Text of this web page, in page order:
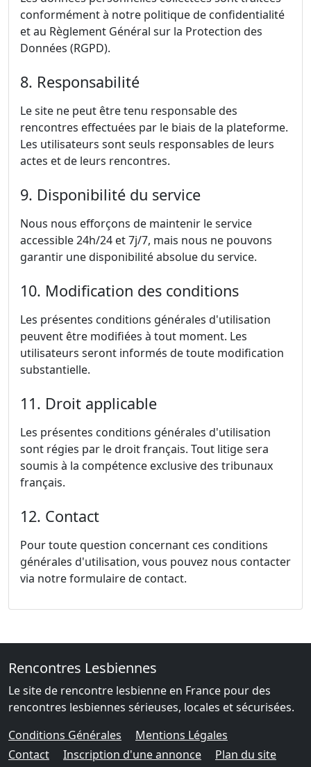
conformément à notre politique de confidentialité
et au Règlement Général sur la Protection des
Données (RGPD).
8. Responsabilité
Le site ne peut être tenu responsable des
rencontres effectuées par le biais de la plateforme.
Les utilisateurs sont seuls responsables de leurs
actes et de leurs rencontres.
9. Disponibilité du service
Nous nous efforçons de maintenir le service
accessible 24h/24 et 7j/7, mais nous ne pouvons
garantir une disponibilité absolue du service.
10. Modification des conditions
Les présentes conditions générales d'utilisation
peuvent être modifiées à tout moment. Les
utilisateurs seront informés de toute modification
substantielle.
11. Droit applicable
Les présentes conditions générales d'utilisation
sont régies par le droit français. Tout litige sera
soumis à la compétence exclusive des tribunaux
français.
12. Contact
Pour toute question concernant ces conditions
générales d'utilisation, vous pouvez nous contacter
via notre formulaire de contact.
Rencontres Lesbiennes
Le site de rencontre lesbienne en France pour des
rencontres lesbiennes sérieuses, locales et sécurisées.
Conditions Générales
Mentions Légales
Contact
Inscription d'une annonce Plan du site